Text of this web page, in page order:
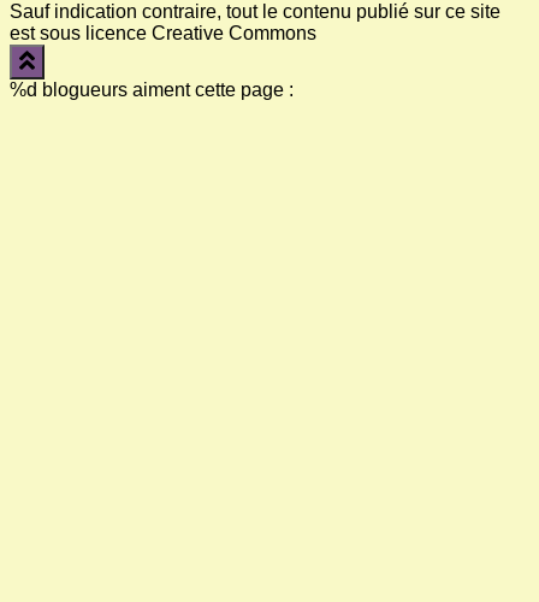
Sauf indication contraire, tout le contenu publié sur ce site
est sous licence Creative Commons
%d blogueurs aiment cette page :